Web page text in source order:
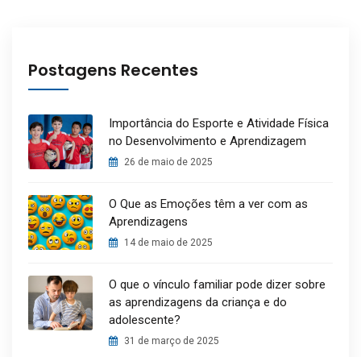
Postagens Recentes
Importância do Esporte e Atividade Física
no Desenvolvimento e Aprendizagem
26 de maio de 2025
O Que as Emoções têm a ver com as
Aprendizagens
14 de maio de 2025
O que o vínculo familiar pode dizer sobre
as aprendizagens da criança e do
adolescente?
31 de março de 2025